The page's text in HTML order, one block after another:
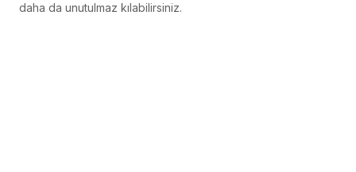
daha da unutulmaz kılabilirsiniz.